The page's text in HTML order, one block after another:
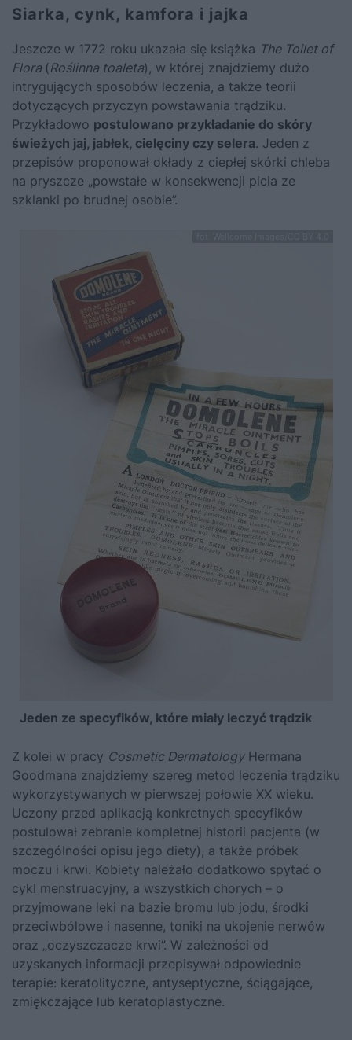
Siarka, cynk, kamfora i jajka
Jeszcze w 1772 roku ukazała się książka The Toilet of
Flora (Roślinna toaleta), w której znajdziemy dużo
intrygujących sposobów leczenia, a także teorii
dotyczących przyczyn powstawania trądziku.
Przykładowo postulowano przykładanie do skóry
świeżych jaj, jabłek, cielęciny czy selera. Jeden z
przepisów proponował okłady z ciepłej skórki chleba
na pryszcze „powstałe w konsekwencji picia ze
szklanki po brudnej osobie”.
Jeden ze specyfików, które miały leczyć trądzik
Z kolei w pracy Cosmetic DermatologyHermana
Goodmana znajdziemy szereg metod leczenia trądziku
wykorzystywanych w pierwszej połowie XX wieku.
Uczony przed aplikacją konkretnych specyfików
postulował zebranie kompletnej historii pacjenta (w
szczególności opisu jego diety), a także próbek
moczu i krwi. Kobiety należało dodatkowo spytać o
cykl menstruacyjny, a wszystkich chorych – o
przyjmowane leki na bazie bromu lub jodu, środki
przeciwbólowe i nasenne, toniki na ukojenie nerwów
oraz „oczyszczacze krwi”. W zależności od
uzyskanych informacji przepisywał odpowiednie
terapie: keratolityczne, antyseptyczne, ściągające,
zmiękczające lub keratoplastyczne.